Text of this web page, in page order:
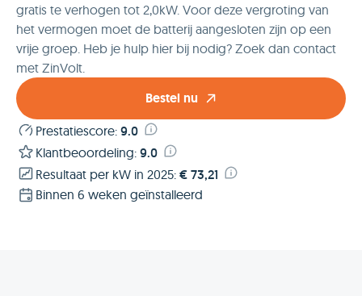
gratis te verhogen tot 2,0kW. Voor deze vergroting van
het vermogen moet de batterij aangesloten zijn op een
vrije groep. Heb je hulp hier bij nodig? Zoek dan contact
met ZinVolt.
Bestel nu
Prestatiescore: 9.0
Klantbeoordeling: 9.0
Resultaat per kW in 2025: € 73,21
Binnen 6 weken geïnstalleerd